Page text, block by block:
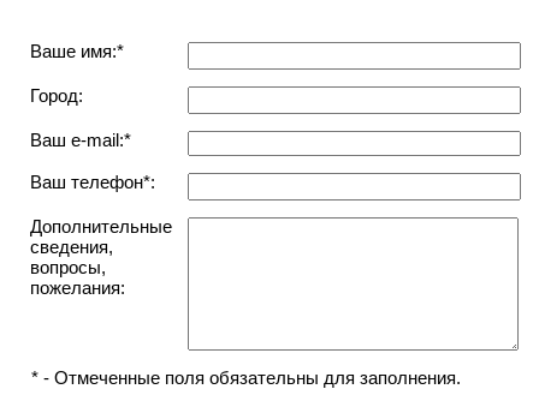
Ваше имя:*
Город:
Ваш e-mail:*
Ваш телефон*:
Дополнительные
сведения,
вопросы,
пожелания:
* - Отмеченные поля обязательны для заполнения.